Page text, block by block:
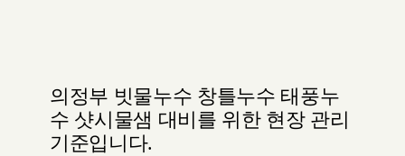
의정부 빗물누수 창틀누수 태풍누
수 샷시물샘 대비를 위한 현장 관리
기준입니다.